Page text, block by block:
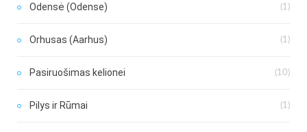
Odensė (Odense) (1)
Orhusas (Aarhus) (1)
Pasiruošimas kelionei (10)
Pilys ir Rūmai (1)